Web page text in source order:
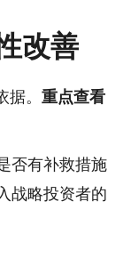
改善
。 重点查看
否有补救措施
战略投资者的